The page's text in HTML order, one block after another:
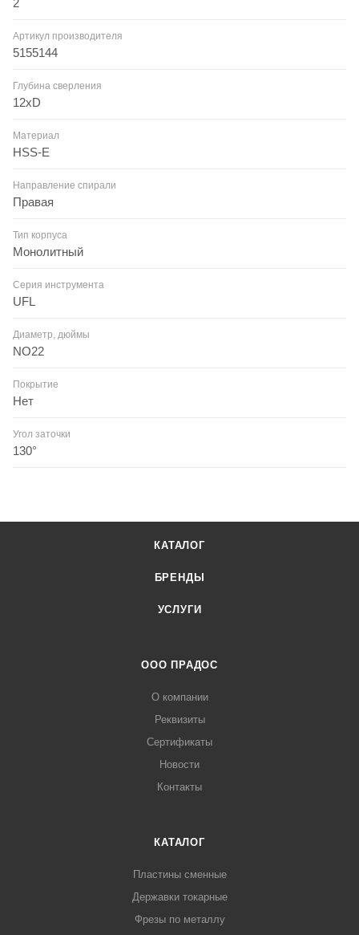
2
Артикул производителя
5155144
Глубина сверления
12xD
Материал
HSS-E
Направление спирали
Правая
Тип корпуса
Монолитный
Серия инструмента
UFL
Диаметр, дюймы
NO22
Покрытие
Нет
Угол заточки
130°
КАТАЛОГ
БРЕНДЫ
УСЛУГИ
ООО ПРАДОС
О компании
Реквизиты
Сертификаты
Новости
Контакты
КАТАЛОГ
Пластины сменные
Державки токарные
Фрезы по металлу